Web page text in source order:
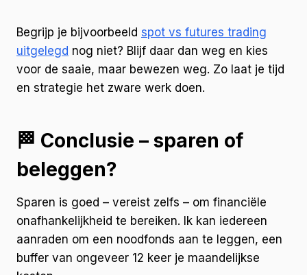
Begrijp je bijvoorbeeld spot vs futures trading
uitgelegd nog niet? Blijf daar dan weg en kies
voor de saaie, maar bewezen weg. Zo laat je tijd
en strategie het zware werk doen.
🏁 Conclusie – sparen of
beleggen?
Sparen is goed – vereist zelfs – om financiële
onafhankelijkheid te bereiken. Ik kan iedereen
aanraden om een noodfonds aan te leggen, een
buffer van ongeveer 12 keer je maandelijkse